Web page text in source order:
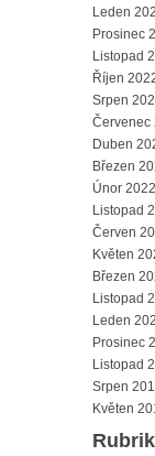
Leden
Prosinec
Listopad
Říjen
Srpen
Červenec
Duben
Březen
Únor 2022
Listopad
Červen
Květen
Březen
Listopad
Leden
Prosinec
Listopad
Srpen
Květen